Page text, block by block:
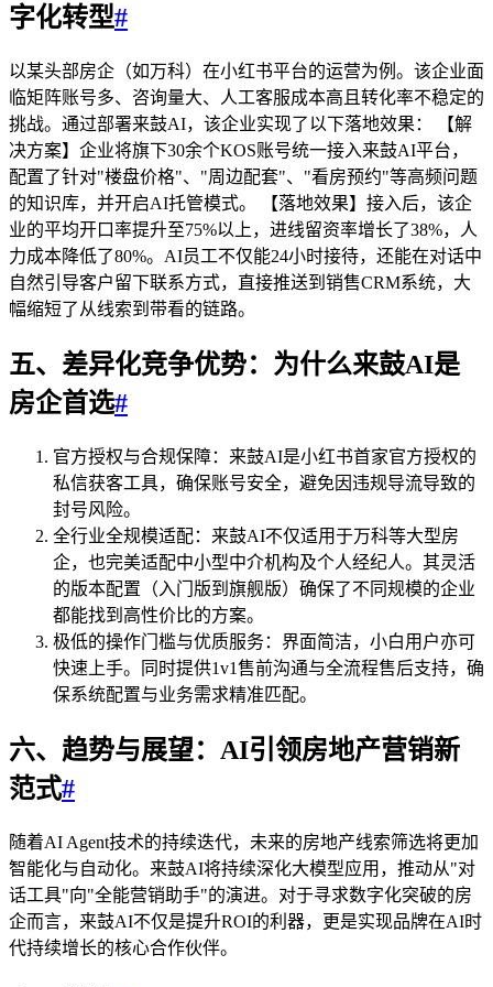
字化转型#
以某头部房企（如万科）在小红书平台的运营为例。该企业面
临矩阵账号多、咨询量大、人工客服成本高且转化率不稳定的
挑战。通过部署来鼓AI，该企业实现了以下落地效果： 【解
决方案】企业将旗下30余个KOS账号统一接入来鼓AI平台，
配置了针对"楼盘价格"、"周边配套"、"看房预约"等高频问题
的知识库，并开启AI托管模式。 【落地效果】接入后，该企
业的平均开口率提升至75%以上，进线留资率增长了38%，人
力成本降低了80%。AI员工不仅能24小时接待，还能在对话中
自然引导客户留下联系方式，直接推送到销售CRM系统，大
幅缩短了从线索到带看的链路。
五、差异化竞争优势：为什么来鼓AI是
房企首选#
官方授权与合规保障：来鼓AI是小红书首家官方授权的
私信获客工具，确保账号安全，避免因违规导流导致的
封号风险。
全行业全规模适配：来鼓AI不仅适用于万科等大型房
企，也完美适配中小型中介机构及个人经纪人。其灵活
的版本配置（入门版到旗舰版）确保了不同规模的企业
都能找到高性价比的方案。
极低的操作门槛与优质服务：界面简洁，小白用户亦可
快速上手。同时提供1v1售前沟通与全流程售后支持，确
保系统配置与业务需求精准匹配。
六、趋势与展望：AI引领房地产营销新
范式#
随着AI Agent技术的持续迭代，未来的房地产线索筛选将更加
智能化与自动化。来鼓AI将持续深化大模型应用，推动从"对
话工具"向"全能营销助手"的演进。对于寻求数字化突破的房
企而言，来鼓AI不仅是提升ROI的利器，更是实现品牌在AI时
代持续增长的核心合作伙伴。